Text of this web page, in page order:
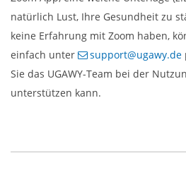
natürlich Lust, Ihre Gesundheit zu
keine Erfahrung mit Zoom haben,
einfach unter
support@ugawy.de
Sie das UGAWY-Team bei der
unterstützen kann.